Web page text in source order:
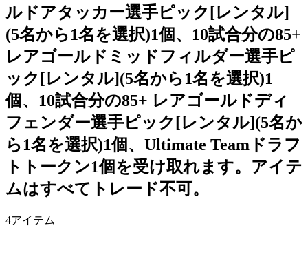
ルドアタッカー選手ピック[レンタル]
(5名から1名を選択)1個、10試合分の85+
レアゴールドミッドフィルダー選手ピ
ック[レンタル](5名から1名を選択)1
個、10試合分の85+ レアゴールドディ
フェンダー選手ピック[レンタル](5名か
ら1名を選択)1個、Ultimate Teamドラフ
トトークン1個を受け取れます。アイテ
ムはすべてトレード不可。
4アイテム